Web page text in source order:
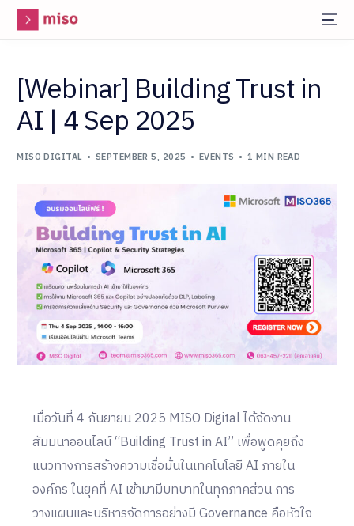
[Webinar] Building Trust in
AI | 4 Sep 2025
MISO DIGITAL SEPTEMBER 5, 2025 EVENTS 1 MIN READ
เมื่อวันที่ 4 กันยายน 2025 MISO Digital ได้จัดงาน
สัมมนาออนไลน์ “Building Trust in AI” เพื่อพูดคุยถึง
แนวทางการสร้างความเชื่อมั่นในเทคโนโลยี AI ภายใน
องค์กร ในยุคที่ AI เข้ามามีบทบาทในทุกภาคส่วน การ
วางแผนและบริหารจัดการอย่างมี Governance คือหัวใจ